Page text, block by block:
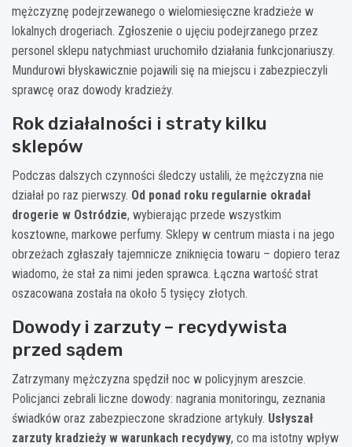
mężczyznę podejrzewanego o wielomiesięczne kradzieże w
lokalnych drogeriach. Zgłoszenie o ujęciu podejrzanego przez
personel sklepu natychmiast uruchomiło działania funkcjonariuszy.
Mundurowi błyskawicznie pojawili się na miejscu i zabezpieczyli
sprawcę oraz dowody kradzieży.
Rok działalności i straty kilku
sklepów
Podczas dalszych czynności śledczy ustalili, że mężczyzna nie
działał po raz pierwszy. Od ponad roku regularnie okradał
drogerie w Ostródzie, wybierając przede wszystkim
kosztowne, markowe perfumy. Sklepy w centrum miasta i na jego
obrzeżach zgłaszały tajemnicze zniknięcia towaru – dopiero teraz
wiadomo, że stał za nimi jeden sprawca. Łączna wartość strat
oszacowana została na około 5 tysięcy złotych.
Dowody i zarzuty – recydywista
przed sądem
Zatrzymany mężczyzna spędził noc w policyjnym areszcie.
Policjanci zebrali liczne dowody: nagrania monitoringu, zeznania
świadków oraz zabezpieczone skradzione artykuły. Usłyszał
zarzuty kradzieży w warunkach recydywy, co ma istotny wpływ